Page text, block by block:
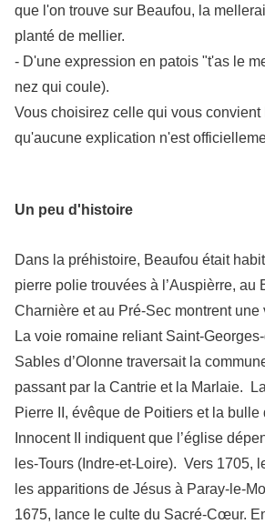
que l'on trouve sur Beaufou, la
planté de mellier.
- D'une expression en patois "t'as le
nez qui coule).
Vous choisirez celle qui vous convient
qu'aucune explication n'est
Un peu d'histoire
Dans la préhistoire, Beaufou était
pierre polie trouvées à l’Auspièrre, au
Charnière et au Pré-Sec montrent
La voie romaine reliant Saint-
Sables d’Olonne traversait la
passant par la Cantrie et la Marlaie.
Pierre II, évêque de Poitiers et la bulle
Innocent II indiquent que l’église
les-Tours (Indre-et-Loire). Vers 1705,
les apparitions de Jésus à Paray-le-
1675, lance le culte du Sacré-Cœur.